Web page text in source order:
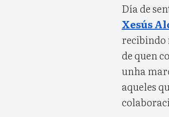
Día de
Xesús
recibindo
de quen
unha
aqueles